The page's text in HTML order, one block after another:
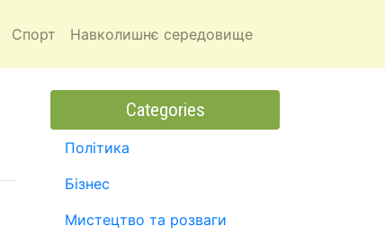
Спорт Навколишнє середовище
Categories
Політика
Бізнес
Мистецтво та розваги